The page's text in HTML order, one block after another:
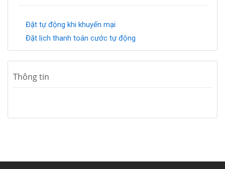
Đặt tự động khi khuyến mại
Đặt lịch thanh toán cước tự động
Thông tin